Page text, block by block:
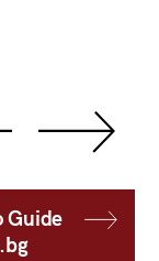
Guide